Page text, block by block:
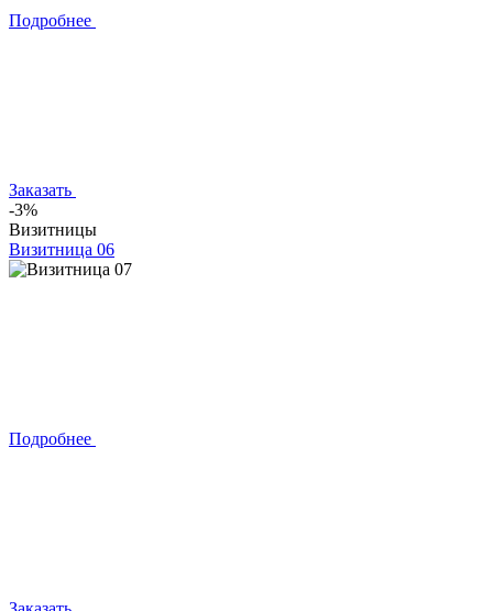
Подробнее
Заказать
-3%
Визитницы
Визитница 06
Подробнее